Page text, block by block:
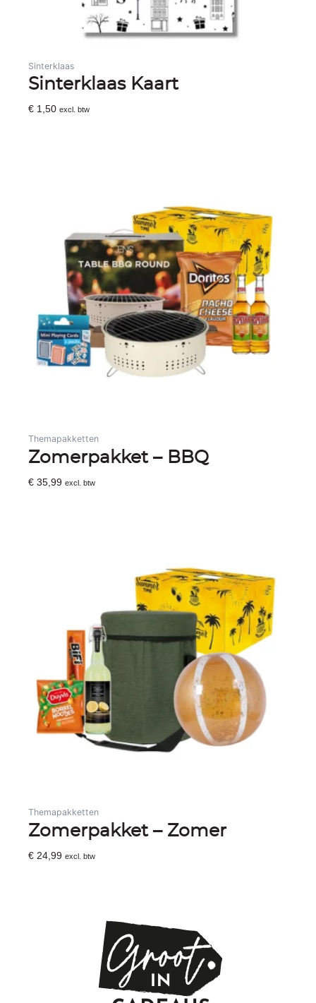
Sinterklaas
Sinterklaas Kaart
€ 1,50 excl. btw
Themapakketten
Zomerpakket – BBQ
€ 35,99 excl. btw
Themapakketten
Zomerpakket – Zomer
€ 24,99 excl. btw